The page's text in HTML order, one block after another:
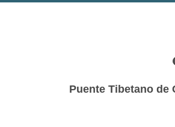
Puente Tibetano de